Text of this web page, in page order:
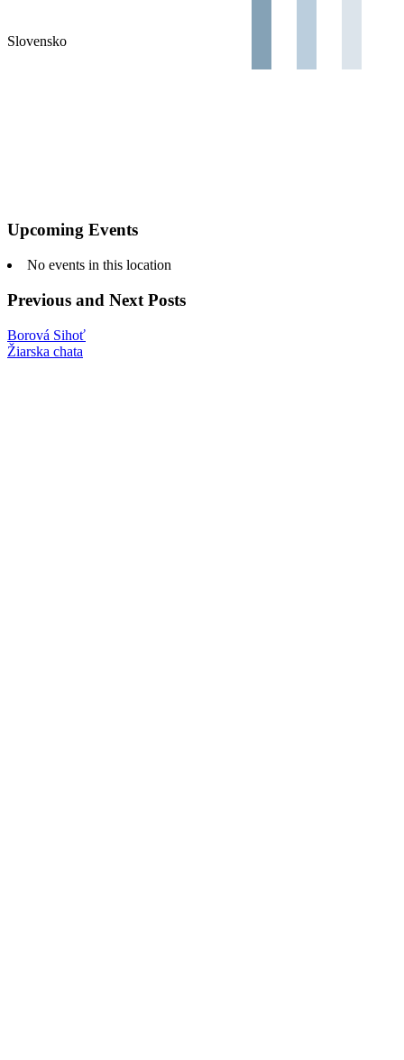
Slovensko
Upcoming Events
No events in this location
Previous and Next Posts
Borová Sihoť
Žiarska chata